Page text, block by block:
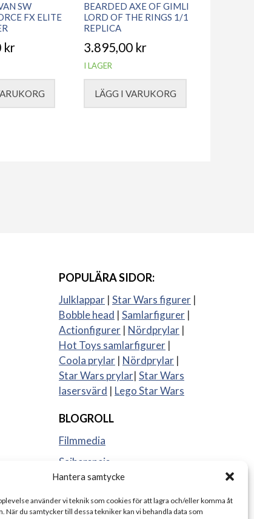
Hantera samtycke
använder vi teknik som cookies för att lagra och/eller komma åt
När du samtycker till dessa tekniker kan vi behandla data som
SW
FX ELITE
kr
BEARDED AXE OF GIMLI
LORD OF THE RINGS 1/1
REPLICA
3.895,00 kr
I LAGER
LÄGG I VARUKORG
POPULÄRA SIDOR:
Julklappar | Star Wars figurer |
Bobble head | Samlarfigurer |
Actionfigurer | Nördprylar |
Hot Toys samlarfigurer |
Coola prylar | Nördprylar |
Star Wars prylar| Star Wars
lasersvärd | Lego Star Wars
BLOGROLL
Filmmedia
Sajberspejs
Strange things